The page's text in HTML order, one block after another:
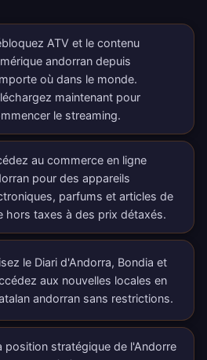
ATV et le contenu
andorran depuis
où dans le monde.
maintenant pour
le streaming.
au commerce en ligne
pour des appareils
parfums et articles de
hors taxes à des prix détaxés.
le Diari d'Andorra, Bondia et
aux nouvelles locales en
andorran sans restrictions.
position stratégique de l'Andorre